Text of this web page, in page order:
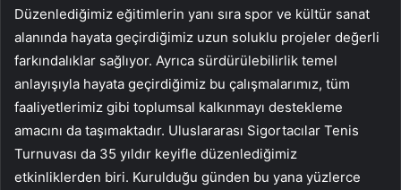
Düzenlediğimiz eğitimlerin yanı sıra spor ve kültür sanat
alanında hayata geçirdiğimiz uzun soluklu projeler değerli
farkındalıklar sağlıyor. Ayrıca sürdürülebilirlik temel
anlayışıyla hayata geçirdiğimiz bu çalışmalarımız, tüm
faaliyetlerimiz gibi toplumsal kalkınmayı destekleme
amacını da taşımaktadır. Uluslararası Sigortacılar Tenis
Turnuvası da 35 yıldır keyifle düzenlediğimiz
etkinliklerden biri. Kurulduğu günden bu yana yüzlerce